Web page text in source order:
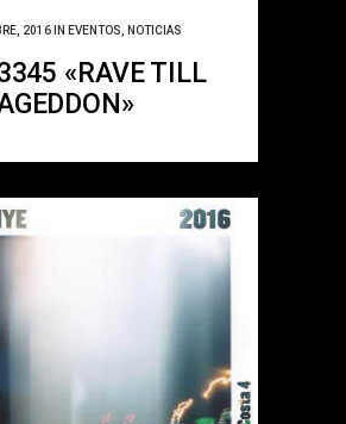
2016 IN EVENTOS, NOTICIAS
«RAVE TILL